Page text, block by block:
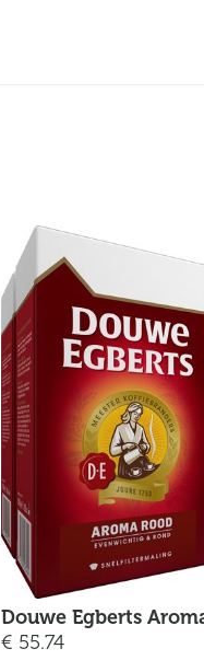
Douwe Egberts
€ 55.74